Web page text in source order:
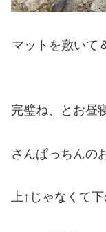
マットを敷いて
完璧ね、とお昼
さんぱっちんの
上↑じゃなくて